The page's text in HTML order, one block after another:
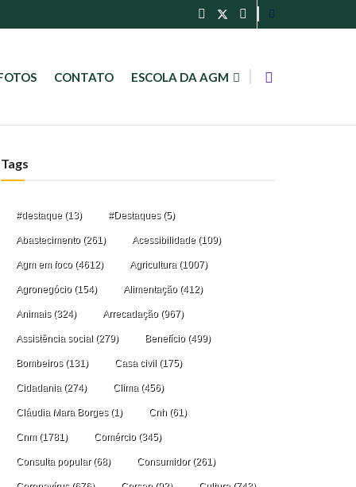
CONTATO ESCOLA DA AGM
Tags
#destaque (13) #Destaques(5)
Abastecimento(261) Acessibilidade (109)
Agm em foco(4612) Agricultura (1007)
Agronegócio(154) Alimentação(412)
Animais(324) Arrecadação(967)
Assistência social (279) Benefício(499)
Bombeiros(131) Casa civil (175)
Cidadania (274) Clima (456)
Cláudia Mara Borges(1) Cnh (61)
Cnm(1781) Comércio(345)
Consulta popular(68) Consumidor(261)